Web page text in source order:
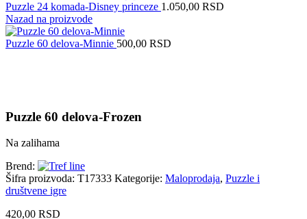
Puzzle 24 komada-Disney princeze 1.050,00 RSD
Nazad na proizvode
Puzzle 60 delova-Minnie 500,00 RSD
Puzzle 60 delova-Frozen
Na zalihama
Brend:
Šifra proizvoda: T17333 Kategorije: Maloprodaja, Puzzle i
društvene igre
420,00 RSD